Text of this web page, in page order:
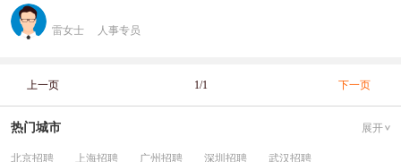
雷女士 人事专员
上一页 1/1 下一页
热门城市 展开
北京招聘 上海招聘 广州招聘 深圳招聘
武汉招聘